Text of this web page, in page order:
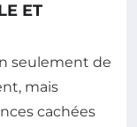
ET
seulement de
mais
cachées